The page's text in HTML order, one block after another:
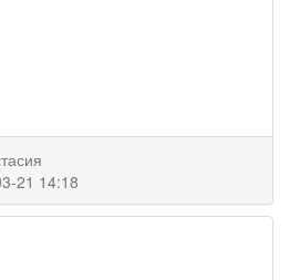
21 14:18